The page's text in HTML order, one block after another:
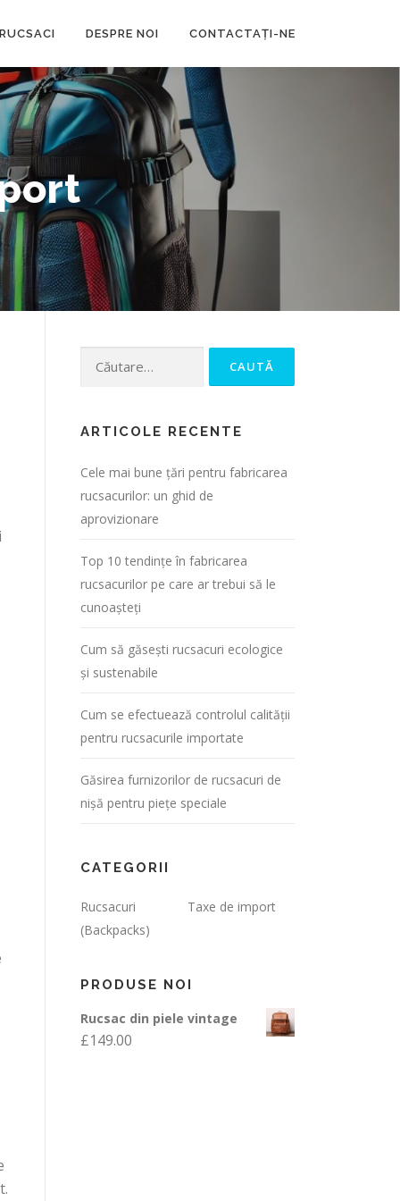
DESPRE NOI CONTACTAȚI-NE
Caută
ARTICOLE RECENTE
Cele mai bune țări pentru fabricarea
rucsacurilor: un ghid de
aprovizionare
Top 10 tendințe în fabricarea
rucsacurilor pe care ar trebui să le
cunoașteți
Cum să găsești rucsacuri ecologice
și sustenabile
Cum se efectuează controlul calității
pentru rucsacurile importate
Găsirea furnizorilor de rucsacuri de
nișă pentru piețe speciale
CATEGORII
Rucsacuri
(Backpacks)
Taxe de import
PRODUSE NOI
Rucsac din piele vintage
£149.00